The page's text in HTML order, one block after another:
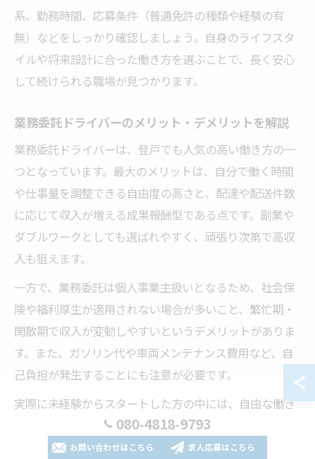
系、勤務時間、応募条件（普通免許の種類や経験の有
無）などをしっかり確認しましょう。自身のライフスタ
イルや将来設計に合った働き方を選ぶことで、長く安心
して続けられる職場が見つかります。
業務委託ドライバーのメリット・デメリットを解説
業務委託ドライバーは、登戸でも人気の高い働き方の一
つとなっています。最大のメリットは、自分で働く時間
や仕事量を調整できる自由度の高さと、配達や配送件数
に応じて収入が増える成果報酬型である点です。副業や
ダブルワークとしても選ばれやすく、頑張り次第で高収
入も狙えます。
一方で、業務委託は個人事業主扱いとなるため、社会保
険や福利厚生が適用されない場合が多いこと、繁忙期・
閑散期で収入が変動しやすいというデメリットがありま
す。また、ガソリン代や車両メンテナンス費用など、自
己負担が発生することにも注意が必要です。
実際に未経験からスタートした方の中には、自由な働き
方を実現しつつも、最初は仕事の流れを覚えるのに時間
がかかったという声もあります。リスクを理解し、自身
080-4818-9793
お問い合わせはこちら 求人応募はこちら